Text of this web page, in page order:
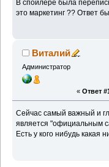
В спойлере была
это маркетинг ?? Ответ
Виталий
Администратор
« Ответ
Сейчас самый важный и
является "официальным
Есть у кого нибудь